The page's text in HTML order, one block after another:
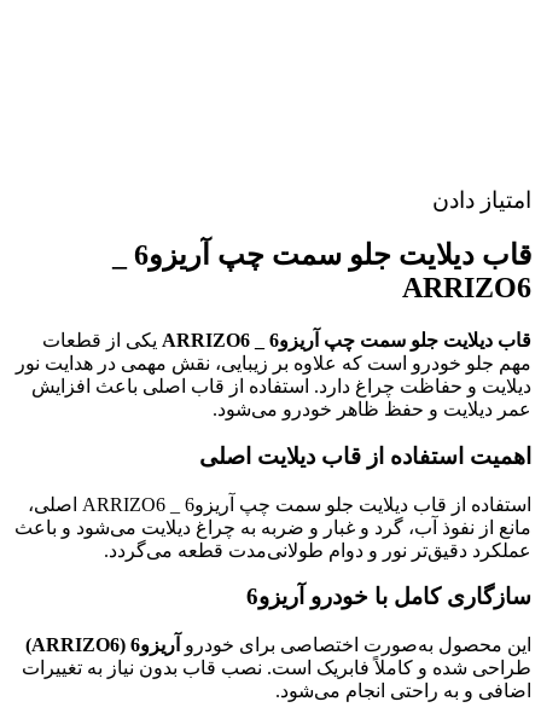
امتیاز دادن
ARRIZO6
قاب دیلایت جلو سمت چپ آریزو6 _ ARRIZO6
یکی از قطعات
مهم جلو خودرو است که علاوه بر زیبایی، نقش مهمی در هدایت نور
دیلایت و حفاظت چراغ دارد. استفاده از قاب اصلی باعث افزایش
عمر دیلایت و حفظ ظاهر خودرو می‌شود.
اهمیت استفاده از قاب دیلایت اصلی
استفاده از قاب دیلایت جلو سمت چپ آریزو6 _ ARRIZO6 اصلی،
مانع از نفوذ آب، گرد و غبار و ضربه به چراغ دیلایت می‌شود و باعث
عملکرد دقیق‌تر نور و دوام طولانی‌مدت قطعه می‌گردد.
سازگاری کامل با خودرو آریزو6
این محصول به‌صورت اختصاصی برای خودرو آریزو6 (ARRIZO6)
طراحی شده و کاملاً فابریک است. نصب قاب بدون نیاز به تغییرات
اضافی و به راحتی انجام می‌شود.